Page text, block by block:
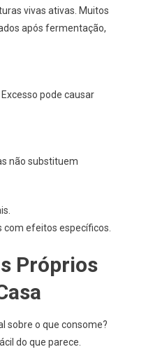
vivas ativas. Muitos
após fermentação,
pode causar
não substituem
efeitos específicos.
Próprios
sobre o que consome?
do que parece.